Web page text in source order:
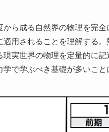
ら成る自然界の物理を完
用されることを理解する
実世界の物理を定量的に
学で学ぶべき基礎が多いこ